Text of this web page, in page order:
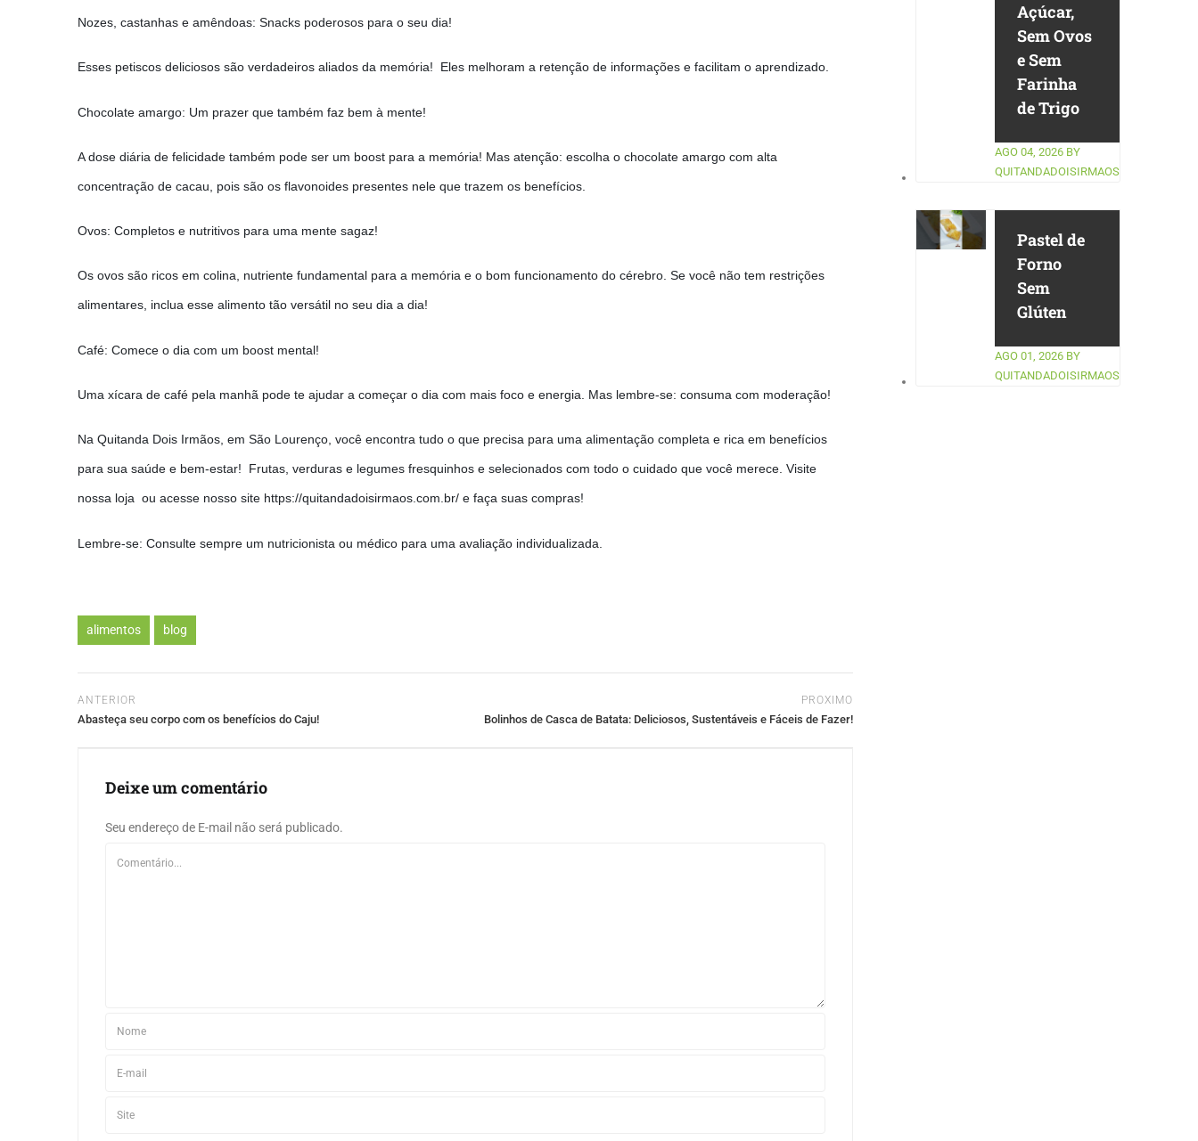
Nozes, castanhas e amêndoas: Snacks poderosos para o seu dia!
Esses petiscos deliciosos são verdadeiros aliados da memória! Eles melhoram a retenção de informações e facilitam o aprendizado.
Chocolate amargo: Um prazer que também faz bem à mente!
A dose diária de felicidade também pode ser um boost para a memória! Mas atenção: escolha o chocolate amargo com alta
concentração de cacau, pois são os flavonoides presentes nele que trazem os benefícios.
Ovos: Completos e nutritivos para uma mente sagaz!
Os ovos são ricos em colina, nutriente fundamental para a memória e o bom funcionamento do cérebro. Se você não tem restrições
alimentares, inclua esse alimento tão versátil no seu dia a dia!
Café: Comece o dia com um boost mental!
Uma xícara de café pela manhã pode te ajudar a começar o dia com mais foco e energia. Mas lembre-se: consuma com moderação!
Na Quitanda Dois Irmãos, em São Lourenço, você encontra tudo o que precisa para uma alimentação completa e rica em benefícios
para sua saúde e bem-estar! Frutas, verduras e legumes fresquinhos e selecionados com todo o cuidado que você merece. Visite
nossa loja ou acesse nosso site https://quitandadoisirmaos.com.br/ e faça suas compras!
Lembre-se: Consulte sempre um nutricionista ou médico para uma avaliação individualizada.
alimentos blog
ANTERIOR
Abasteça seu corpo com os benefícios do Caju!
PROXIMO
Bolinhos de Casca de Batata: Deliciosos, Sustentáveis e Fáceis de Fazer!
Deixe um comentário
Seu endereço de E-mail não será publicado.
Açúcar,
Sem Ovos
e Sem
Farinha
de Trigo
AGO 04, 2026 BY
QUITANDADOISIRMAOS
Pastel de
Forno
Sem
Glúten
AGO 01, 2026 BY
QUITANDADOISIRMAOS